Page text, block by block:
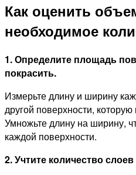
Как оценить
необходимое
1. Определите площадь
покрасить.
Измерьте длину и ширину
другой поверхности,
Умножьте длину на ширину,
каждой поверхности.
2. Учтите количество слоев